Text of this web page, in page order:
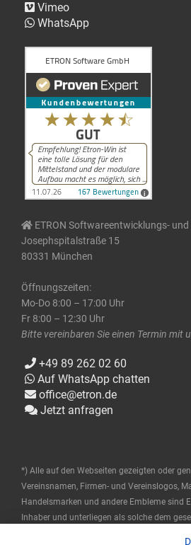
Vimeo
WhatsApp
ETRON Softwareentwicklungs-
Josephspitalstraße 15
80331 München
Öffnungszeiten:
Mo-Do 8:00 – 17:00 Uhr
Fr 8:00 – 12:30 Uhr
Bitte vereinbaren Sie einen Termin mit
+49 89 262 02 60
Auf WhatsApp chatten
office@etron.de
Jetzt anfragen
*) Alle auf den Webseiten gezeigten oder
Vereinsnamen, Firmen- und Vereinslogos,
Handelsmarken und andere Embleme sind
Inhaber und unterliegen als solche dem